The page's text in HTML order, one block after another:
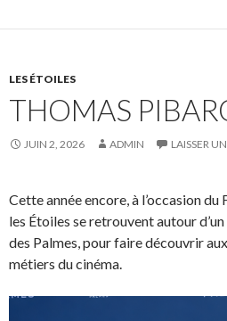
LES ÉTOILES
THOMAS
JUIN 2, 2026 ADMIN LAISSER
Cette année encore, à l’occasion du
les Étoiles se retrouvent autour
des Palmes, pour faire découvrir
métiers du cinéma.